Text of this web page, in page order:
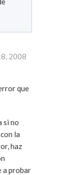
2008
que
si no
la
haz
a probar